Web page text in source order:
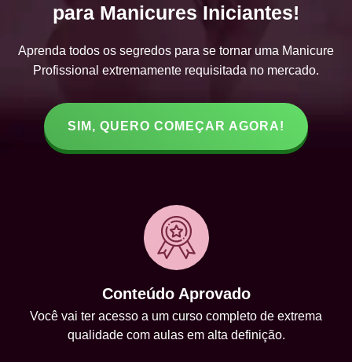
para Manicures Iniciantes!
Aprenda todos os segredos para se tornar uma Manicure
Profissional extremamente requisitada no mercado.
SIM, QUERO COMEÇAR AGORA!
Conteúdo Aprovado
Você vai ter acesso a um curso completo de extrema
qualidade com aulas em alta definição.